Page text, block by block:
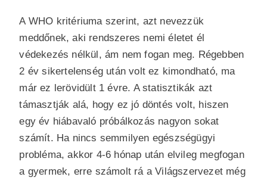
A WHO kritériuma szerint, azt nevezzük
meddőnek, aki rendszeres nemi életet él
védekezés nélkül, ám nem fogan meg. Régebben
2 év sikertelenség után volt ez kimondható, ma
már ez lerövidült 1 évre. A statisztikák azt
támasztják alá, hogy ez jó döntés volt, hiszen
egy év hiábavaló próbálkozás nagyon sokat
számít. Ha nincs semmilyen egészségügyi
probléma, akkor 4-6 hónap után elvileg megfogan
a gyermek, erre számolt rá a Világszervezet még